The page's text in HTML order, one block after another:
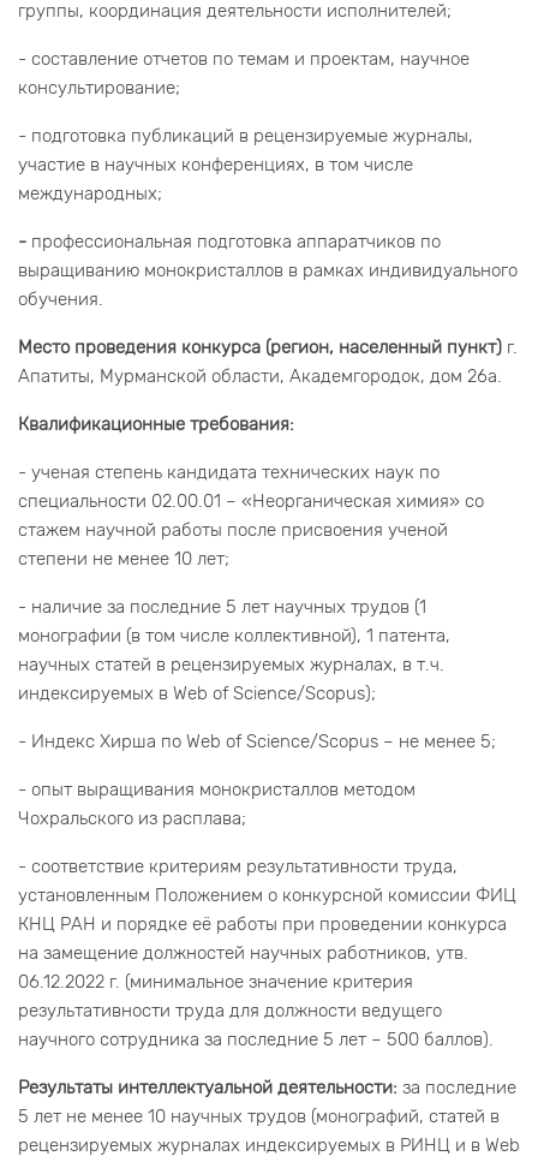
группы, координация деятельности исполнителей;
- составление отчетов по темам и проектам, научное
консультирование;
- подготовка публикаций в рецензируемые журналы,
участие в научных конференциях, в том числе
международных;
- профессиональная подготовка аппаратчиков по
выращиванию монокристаллов в рамках индивидуального
обучения.
Место проведения конкурса (регион, населенный пункт) г.
Апатиты, Мурманской области, Академгородок, дом 26а.
Квалификационные требования:
- ученая степень кандидата технических наук по
специальности 02.00.01 – «Неорганическая химия» со
стажем научной работы после присвоения ученой
степени не менее 10 лет;
- наличие за последние 5 лет научных трудов (1
монографии (в том числе коллективной), 1 патента,
научных статей в рецензируемых журналах, в т.ч.
индексируемых в Web of Science/Scopus);
- Индекс Хирша по Web of Science/Scopus – не менее 5;
- опыт выращивания монокристаллов методом
Чохральского из расплава;
- соответствие критериям результативности труда,
установленным Положением о конкурсной комиссии ФИЦ
КНЦ РАН и порядке её работы при проведении конкурса
на замещение должностей научных работников, утв.
06.12.2022 г. (минимальное значение критерия
результативности труда для должности ведущего
научного сотрудника за последние 5 лет – 500 баллов).
Результаты интеллектуальной деятельности: за последние
5 лет не менее 10 научных трудов (монографий, статей в
рецензируемых журналах индексируемых в РИНЦ и в Web